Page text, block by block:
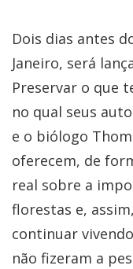
Dois dias antes
Janeiro, será
Preservar o que
no qual seus
e o biólogo
oferecem, de
real sobre a
florestas e,
continuar
não fizeram a